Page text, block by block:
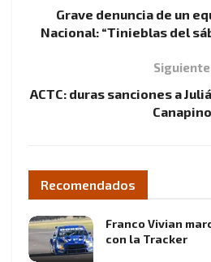
Grave denuncia de un
Nacional: “Tinieblas del
Siguiente
ACTC: duras sanciones a
Canapino
Recomendados
Franco Vivian
con la Tracker